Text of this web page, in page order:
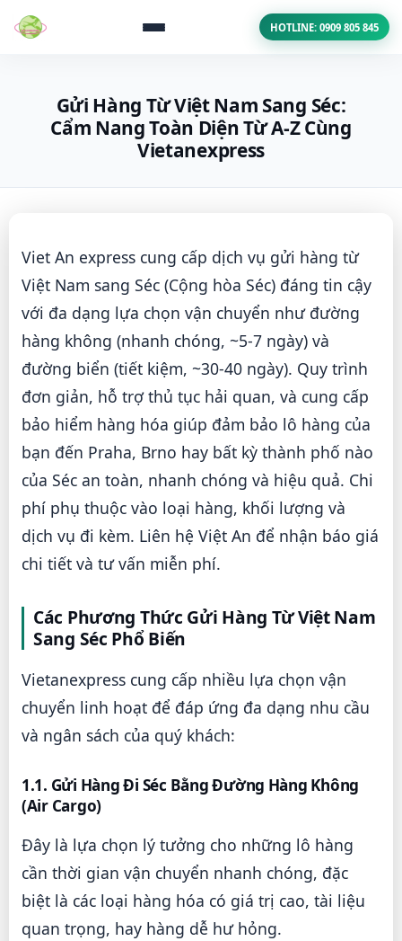
HOTLINE: 0909 805 845
Gửi Hàng Từ Việt Nam Sang Séc:
Cẩm Nang Toàn Diện Từ A-Z Cùng
Vietanexpress
Viet An express cung cấp dịch vụ gửi hàng từ
Việt Nam sang Séc (Cộng hòa Séc) đáng tin cậy
với đa dạng lựa chọn vận chuyển như đường
hàng không (nhanh chóng, ~5-7 ngày) và
đường biển (tiết kiệm, ~30-40 ngày). Quy trình
đơn giản, hỗ trợ thủ tục hải quan, và cung cấp
bảo hiểm hàng hóa giúp đảm bảo lô hàng của
bạn đến Praha, Brno hay bất kỳ thành phố nào
của Séc an toàn, nhanh chóng và hiệu quả. Chi
phí phụ thuộc vào loại hàng, khối lượng và
dịch vụ đi kèm. Liên hệ Việt An để nhận báo giá
chi tiết và tư vấn miễn phí.
Các Phương Thức Gửi Hàng Từ Việt Nam
Sang Séc Phổ Biến
Vietanexpress cung cấp nhiều lựa chọn vận
chuyển linh hoạt để đáp ứng đa dạng nhu cầu
và ngân sách của quý khách:
1.1. Gửi Hàng Đi Séc Bằng Đường Hàng Không
(Air Cargo)
Đây là lựa chọn lý tưởng cho những lô hàng
cần thời gian vận chuyển nhanh chóng, đặc
biệt là các loại hàng hóa có giá trị cao, tài liệu
quan trọng, hay hàng dễ hư hỏng.